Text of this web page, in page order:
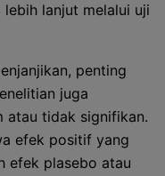
lanjut melalui uji
penting
juga
atau tidak signifikan.
efek positif yang
efek plasebo atau